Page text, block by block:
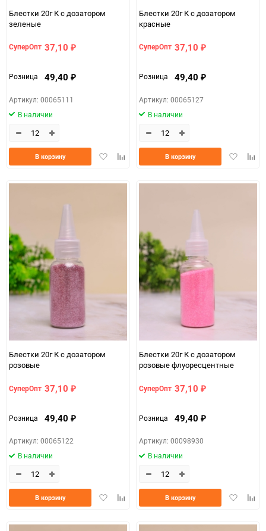
Блестки 20г К с дозатором
зеленые
СуперОпт 37,10 ₽
Розница 49,40 ₽
Артикул: 00065111
В наличии
ДобавитьДобавить
В корзину
Блестки 20г К с дозатором
красные
СуперОпт 37,10 ₽
Розница 49,40 ₽
Артикул: 00065127
В наличии
Добавить
В корзину
Блестки 20г К с дозатором
розовые
СуперОпт 37,10 ₽
Розница 49,40 ₽
Артикул: 00065122
В наличии
ДобавитьДобавить
В корзину
Блестки 20г К с дозатором
розовые флуоресцентные
СуперОпт 37,10 ₽
Розница 49,40 ₽
Артикул: 00098930
В наличии
Добавить
В корзину